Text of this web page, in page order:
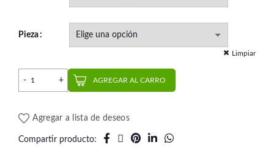
Pieza
Limpiar
Reposición Minimaster Super Torque | AO cantidad
AGREGAR AL CARRO
Agregar a lista de deseos
Compartir producto